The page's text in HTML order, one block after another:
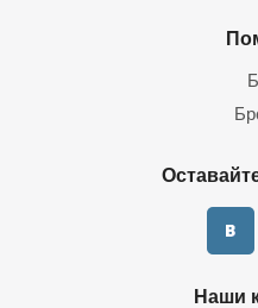
Наши